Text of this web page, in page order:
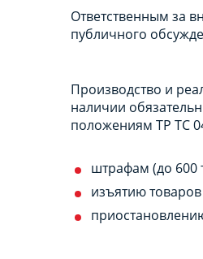
Ответственным за
публичного
Производство и
наличии
положениям ТР ТС
штрафам (до 600
изъятию